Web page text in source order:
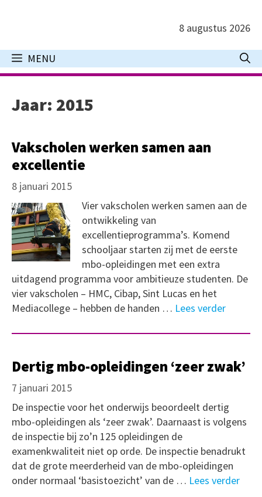
inhoud
8 augustus 2026
MENU
Jaar: 2015
Vakscholen werken samen aan
excellentie
8 januari 2015
Vier vakscholen werken samen aan de
ontwikkeling van
excellentieprogramma’s. Komend
schooljaar starten zij met de eerste
mbo-opleidingen met een extra
uitdagend programma voor ambitieuze studenten. De
vier vakscholen – HMC, Cibap, Sint Lucas en het
Mediacollege – hebben de handen … Lees verder
Dertig mbo-opleidingen ‘zeer zwak’
7 januari 2015
De inspectie voor het onderwijs beoordeelt dertig
mbo-opleidingen als ‘zeer zwak’. Daarnaast is volgens
de inspectie bij zo’n 125 opleidingen de
examenkwaliteit niet op orde. De inspectie benadrukt
dat de grote meerderheid van de mbo-opleidingen
onder normaal ‘basistoezicht’ van de … Lees verder